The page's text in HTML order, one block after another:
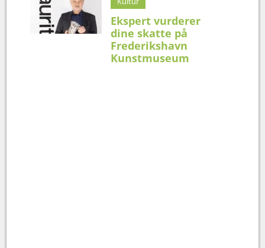
Ekspert vurderer
dine skatte på
Frederikshavn
Kunstmuseum